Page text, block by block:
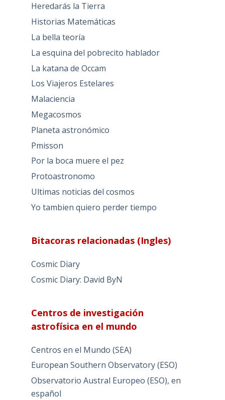
Heredarás la Tierra
Historias Matemáticas
La bella teoría
La esquina del pobrecito hablador
La katana de Occam
Los Viajeros Estelares
Malaciencia
Megacosmos
Planeta astronómico
Pmisson
Por la boca muere el pez
Protoastronomo
Ultimas noticias del cosmos
Yo tambien quiero perder tiempo
Bitacoras relacionadas (Ingles)
Cosmic Diary
Cosmic Diary: David ByN
Centros de investigación
astrofísica en el mundo
Centros en el Mundo (SEA)
European Southern Observatory (ESO)
Observatorio Austral Europeo (ESO), en
español